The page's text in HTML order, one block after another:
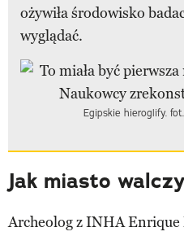
ożywiła środowisko
wyglądać.
Egipskie hieroglify.
Jak miasto
Archeolog z INHA